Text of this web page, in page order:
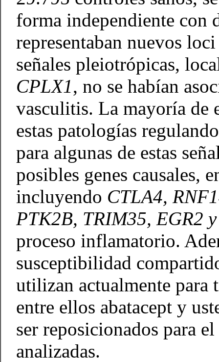
forma independiente con
representaban nuevos
señales pleiotrópicas,
CPLX1, no se habían
vasculitis. La mayoría de
estas patologías
para algunas de estas
posibles genes causales,
incluyendo CTLA4,
PTK2B, TRIM35, EGR2
proceso inflamatorio.
susceptibilidad
utilizan actualmente para
entre ellos abatacept y
ser reposicionados para
analizadas.